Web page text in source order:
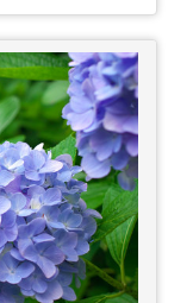
思いました。
に行った時に
おざわ」のだ
。 鶴岡八幡宮
月は見事だろ
。